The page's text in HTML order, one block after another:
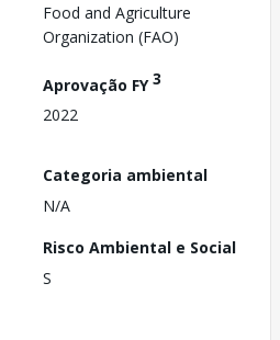
Food and Agriculture
Organization (FAO)
Aprovação FY3
2022
Categoria ambiental
N/A
Risco Ambiental e Social
S